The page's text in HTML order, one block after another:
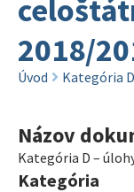
2018/
Úvod Kategória
Názov
Kategória D –
Kategória